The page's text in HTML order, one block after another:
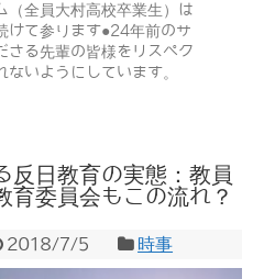
（全員大村高校卒業生）は
けて参ります●24年前のサ
さる先輩の皆様をリスペク
いようにしています。
反日教育の実態：教員
育委員会もこの流れ？
2018/7/5 時事